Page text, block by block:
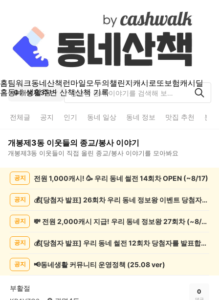
홈팀워크동네산책 런마일모두의챌린지캐시로또보험캐시딜
홈동네 생활주변 산책산책 기록
개봉제3동
전체글 공지 인기 동네 일상 동네 정보 맛집 추천 분
개봉제3동 이웃들의 종교/봉사이야기
개봉제3동 이웃들이 직접 올린 종교/봉사 이야기를 모아봐요
교/
글
공지 전원 1,000캐시! 🥳 우리 동네 썰전 14회차 OPEN (~8/17)
공지 💰[당첨자 발표] 26회차 우리 동네 정보왕 이벤트 당첨자를 발표합니다!
공지 💸 전원 2,000캐시 지급! 우리 동네 정보왕 27회차 (~8/10)
공지 💰[당첨자 발표] 우리 동네 썰전 12회차 당첨자를 발표합니다!
공지 📢동네생활 커뮤니티 운영정책 (25.08 ver)
부활절 0